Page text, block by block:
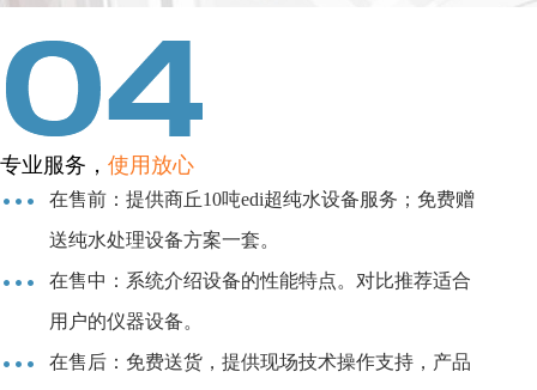
专业服务， 使用放心
在售前：提供商丘10吨edi超纯水设备服务；免费赠
送纯水处理设备方案一套。
在售中：系统介绍设备的性能特点。对比推荐适合
用户的仪器设备。
在售后：免费送货，提供现场技术操作支持，产品